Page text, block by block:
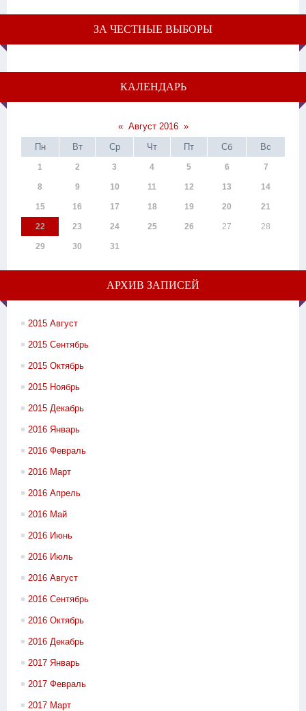
ЗА ЧЕСТНЫЕ ВЫБОРЫ
КАЛЕНДАРЬ
« Август 2016 »
Пн
Вт Ср Чт Пт Сб Вс
1 2 3 4 5 6 7
8 9 10 11 12 13 14
15 16 17 18 19 20 21
22 23 24 25 26 27 28
29 30 31
АРХИВ ЗАПИСЕЙ
2015 Август
2015 Сентябрь
2015 Октябрь
2015 Ноябрь
2015 Декабрь
2016 Январь
2016 Февраль
2016 Март
2016 Апрель
2016 Май
2016 Июнь
2016 Июль
2016 Август
2016 Сентябрь
2016 Октябрь
2016 Декабрь
2017 Январь
2017 Февраль
2017 Март